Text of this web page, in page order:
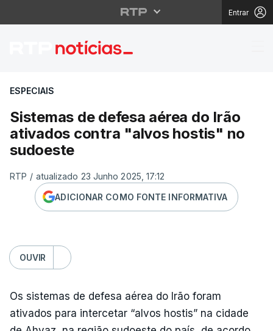
Entrar
Sistemas de defesa
ESPECIAIS
Sistemas de defesa aérea do Irão
ativados contra "alvos hostis" no
sudoeste
RTP / atualizado 23 Junho 2025, 17:12
ADICIONAR COMO FONTE INFORMATIVA
OUVIR
Os sistemas de defesa aérea do Irão foram
ativados para intercetar “alvos hostis” na cidade